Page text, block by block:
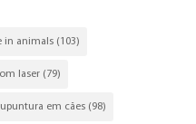
in animals(103)
laser(79)
em cães(98)